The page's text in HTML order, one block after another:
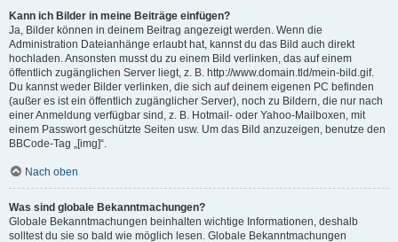
Kann ich Bilder in meine Beiträge einfügen?
Ja, Bilder können in deinem Beitrag angezeigt werden. Wenn die
Administration Dateianhänge erlaubt hat, kannst du das Bild auch direkt
hochladen. Ansonsten musst du zu einem Bild verlinken, das auf einem
öffentlich zugänglichen Server liegt, z. B. http://www.domain.tld/mein-bild.gif.
Du kannst weder Bilder verlinken, die sich auf deinem eigenen PC befinden
(außer es ist ein öffentlich zugänglicher Server), noch zu Bildern, die nur nach
einer Anmeldung verfügbar sind, z. B. Hotmail- oder Yahoo-Mailboxen, mit
einem Passwort geschützte Seiten usw. Um das Bild anzuzeigen, benutze den
BBCode-Tag „[img]“.
Nach oben
Was sind globale Bekanntmachungen?
Globale Bekanntmachungen beinhalten wichtige Informationen, deshalb
solltest du sie so bald wie möglich lesen. Globale Bekanntmachungen